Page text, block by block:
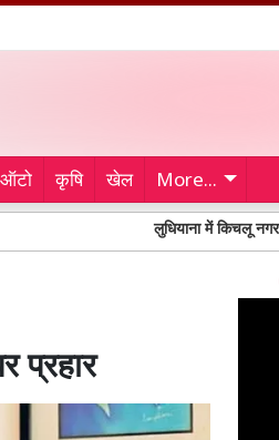
कृषि खेल More...
लुधियाना में किचलू नगर में 20 फुट
प्रहार